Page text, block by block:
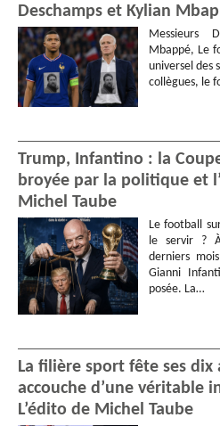
Deschamps et Kylian
Messieurs
Mbappé, Le
universel des
collègues, le
Trump, Infantino : la
broyée par la politique et
Michel Taube
Le football
le servir ?
derniers
Gianni
posée. La…
La filière sport fête ses dix
accouche d’une véritable
L’édito de Michel Taube